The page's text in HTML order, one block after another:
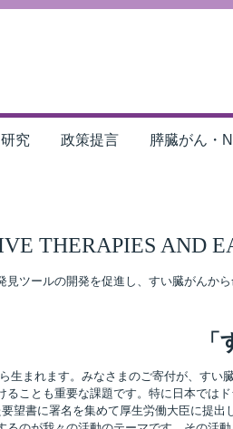
研究 政策提言 膵臓がん・
THERAPIES AND
ツールの開発を促進し、すい臓がんから
生まれます。みなさまのご寄付が、す
ことも重要な課題です。特に日本で
望書に署名を集めて厚生労働大臣に提